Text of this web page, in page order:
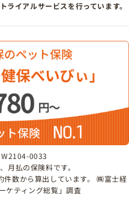
ライアルサービスを行っています。
0033
月払の保険料です。
数から算出しています。 ㈱富士経
ケティング総覧」調査